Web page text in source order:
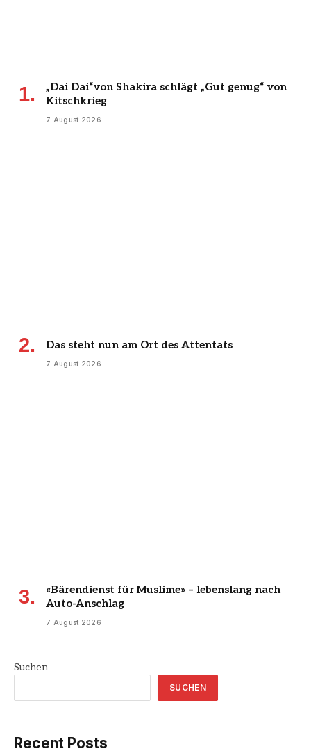
„Dai Dai“von Shakira schlägt „Gut genug“ von
Kitschkrieg
7 August 2026
Das steht nun am Ort des Attentats
7 August 2026
«Bärendienst für Muslime» – lebenslang nach
Auto-Anschlag
7 August 2026
Suchen
SUCHEN
Recent Posts